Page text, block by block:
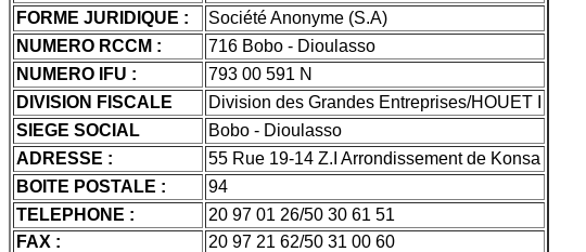
FORME JURIDIQUE :
Société Anonyme (S.A)
NUMERO RCCM :
716 Bobo - Dioulasso
NUMERO IFU :
793 00 591 N
DIVISION FISCALE
Division des Grandes Entreprises/HOUET I
SIEGE SOCIAL
Bobo - Dioulasso
ADRESSE :
55 Rue 19-14 Z.I Arrondissement de Konsa
BOITE POSTALE :
94
TELEPHONE :
20 97 01 26/50 30 61 51
FAX :
20 97 21 62/50 31 00 60